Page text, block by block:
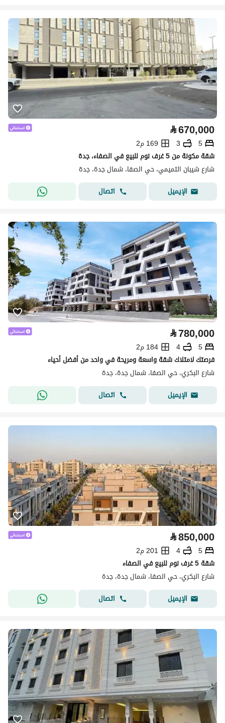
⃁670,000
5
3
169 م2
شقة مكونة من 5 غرف نوم للبيع في الصفاء، جدة
شارع شيبان التميمي، حي الصفا، شمال جدة، جدة
الإيميل
اتصال
⃁780,000
5
4
184 م2
فرصتك لامتلاك شقة واسعة ومريحة في واحد من أفضل أحياء
شارع البكري، حي الصفا، شمال جدة، جدة
الإيميل
اتصال
⃁850,000
5
4
201 م2
شقة 5 غرف نوم للبيع في الصفاء
شارع البكري، حي الصفا، شمال جدة، جدة
الإيميل
اتصال